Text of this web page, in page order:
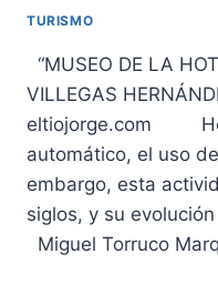
TURISMO
“MUSEO DE LA
VILLEGAS
eltiojorge.com
automático, el uso
embargo, esta
siglos, y su
Miguel Torruco